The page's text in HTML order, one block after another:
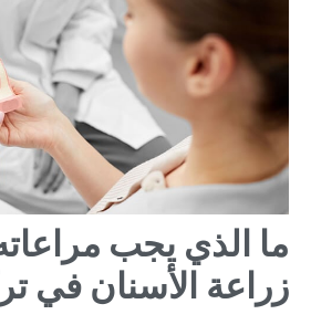
ما الذي يجب
زراعة الأسنان في